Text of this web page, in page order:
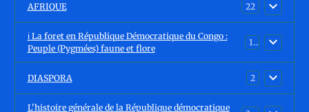
AFRIQUE 22
ℹ️ La foret en République Démocratique du Congo :
Peuple (Pygmées) faune et flore
15
DIASPORA 2
L'histoire générale de la République démocratique